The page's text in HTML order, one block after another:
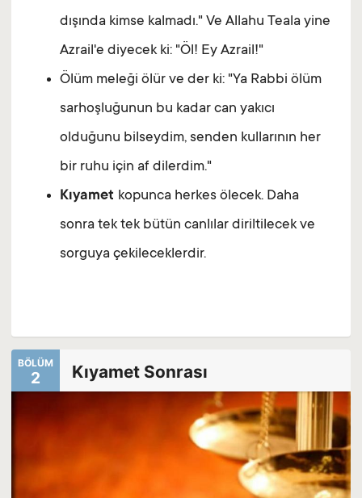
dışında kimse kalmadı." Ve Allahu Teala yine
Azrail'e diyecek ki: "Öl! Ey Azrail!"
Ölüm meleği ölür ve der ki: "Ya Rabbi ölüm
sarhoşluğunun bu kadar can yakıcı
olduğunu bilseydim, senden kullarının her
bir ruhu için af dilerdim."
Kıyamet kopunca herkes ölecek. Daha
sonra tek tek bütün canlılar diriltilecek ve
sorguya çekileceklerdir.
BÖLÜM
2 Kıyamet Sonrası